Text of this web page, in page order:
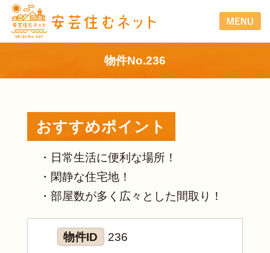
物件No.236
おすすめポイント
・日常生活に便利な場所！
・閑静な住宅地！
・部屋数が多く広々とした間取り！
物件ID
236